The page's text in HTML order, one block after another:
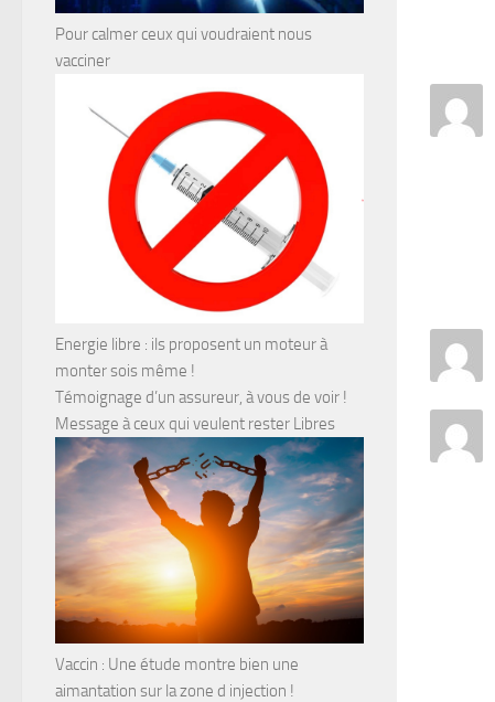
Pour calmer ceux qui voudraient nous
vacciner
Energie libre : ils proposent un moteur à
monter sois même !
Témoignage d’un assureur, à vous de voir !
Message à ceux qui veulent rester Libres
Vaccin : Une étude montre bien une
aimantation sur la zone d injection !